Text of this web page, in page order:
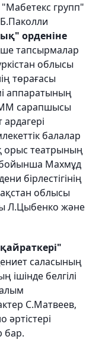
"Мабетекс групп"
орденіне
тапсырмалар
облысы
төрағасы
аппаратының
сарапшысы
балалар
орыс театрының
бойынша Махмұд
бірлестігінің
облысы
Л.Цыбенко және
саласының
ішінде белгілі
С.Матвеев,
бар.